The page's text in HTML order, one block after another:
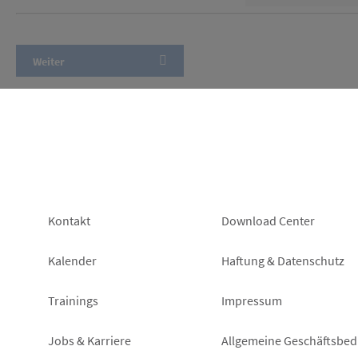
Footer
left
Kontakt
Kalender
Trainings
Jobs & Karriere
Footer
right
Download Center
Haftung & Datenschutz
Impressum
Allgemeine